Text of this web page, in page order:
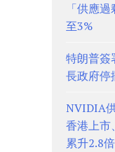
「供應
至3%
特朗普
長政府
NVIDIA
香港上
累升2.8